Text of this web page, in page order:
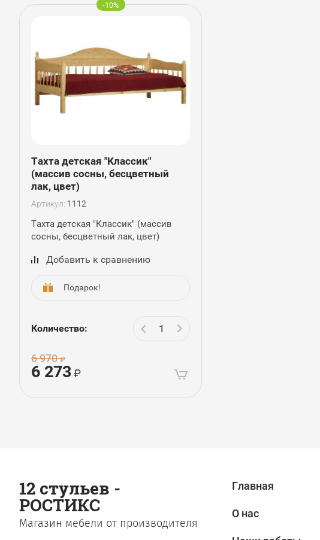
-10%
Тахта детская "Классик"
(массив сосны, бесцветный
лак, цвет)
Артикул: 1112
Тахта детская "Классик" (массив
сосны, бесцветный лак, цвет)
Добавить к сравнению
Подарок!
Количество:
6 970
6 273
12 стульев -
РОСТИКС
Магазин мебели от производителя
Главная
О нас